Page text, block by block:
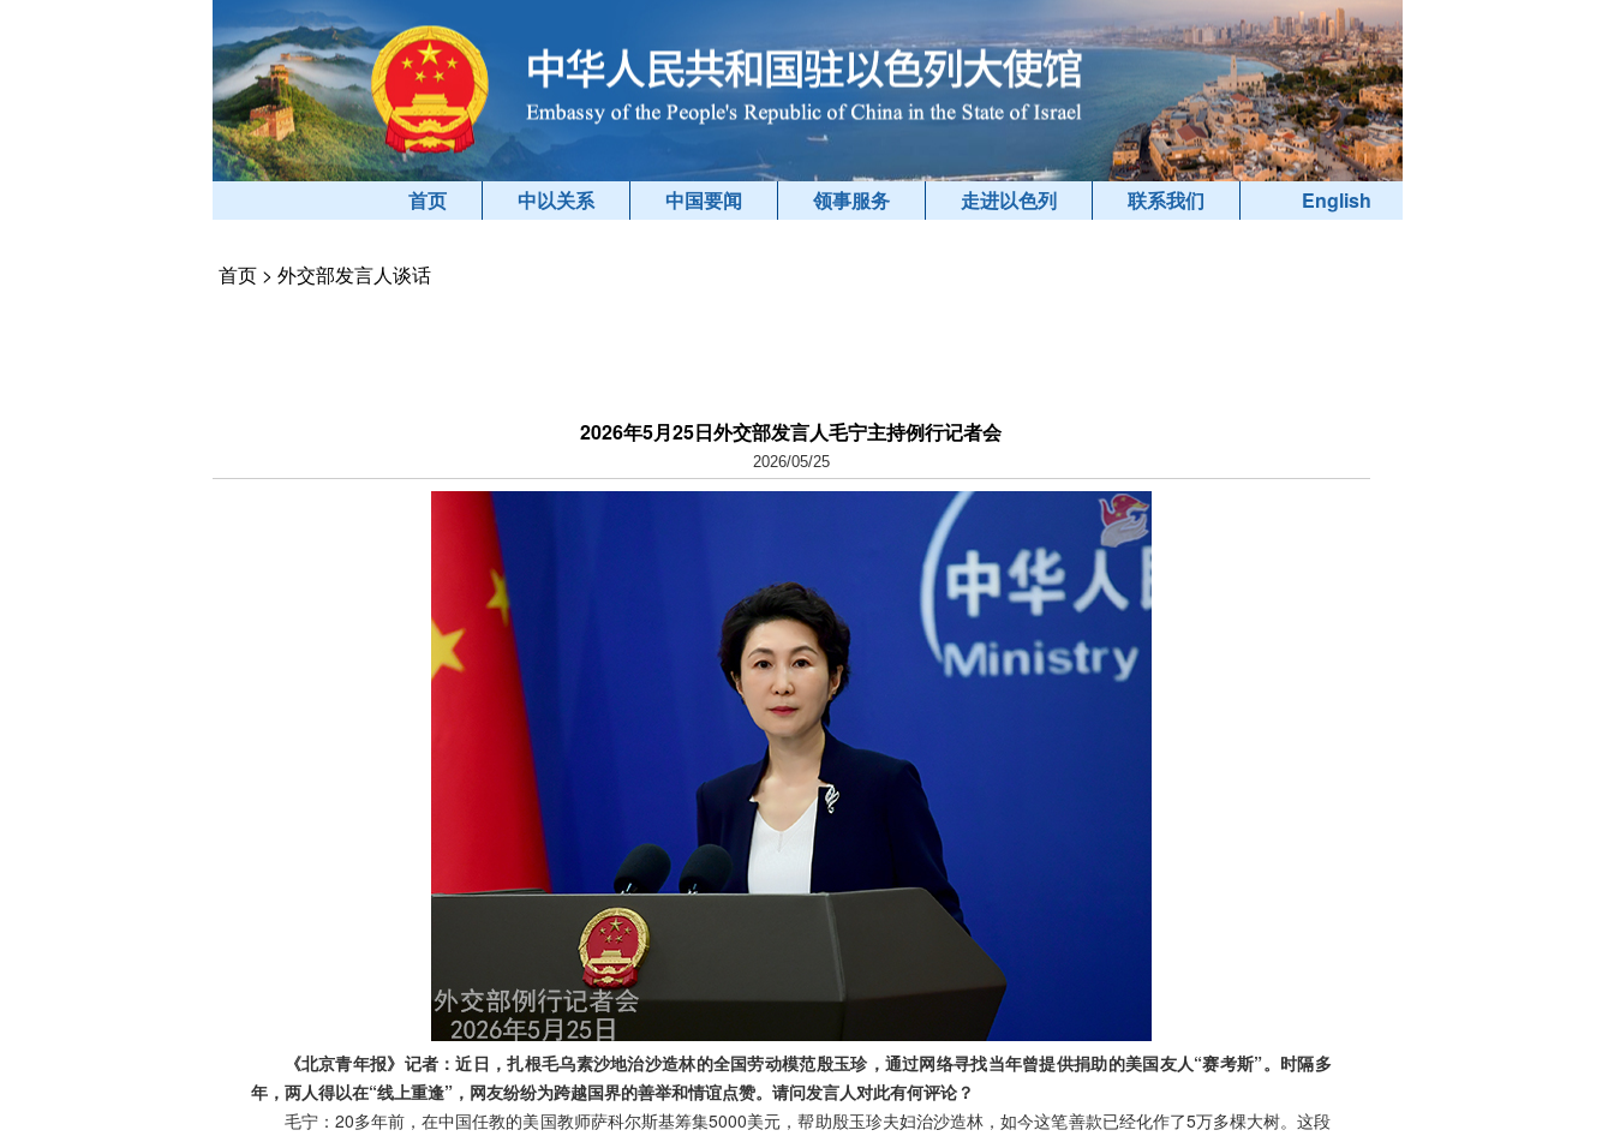
首页 中以关系 中国要闻 领事服务 走进以色列 联系我们 English
首页> 外交部发言人谈话
2026年5月25日外交部发言人毛宁主持例行记者会
2026/05/25
《北京青年报》记者：近日，扎根毛乌素沙地治沙造林的全国劳动模范殷玉珍，通过网络寻找当年曾提供捐助的美国友人“赛考斯”。时隔多
年，两人得以在“线上重逢”，网友纷纷为跨越国界的善举和情谊点赞。请问发言人对此有何评论？
毛宁：20多年前，在中国任教的美国教师萨科尔斯基筹集5000美元，帮助殷玉珍夫妇治沙造林，如今这笔善款已经化作了5万多棵大树。这段